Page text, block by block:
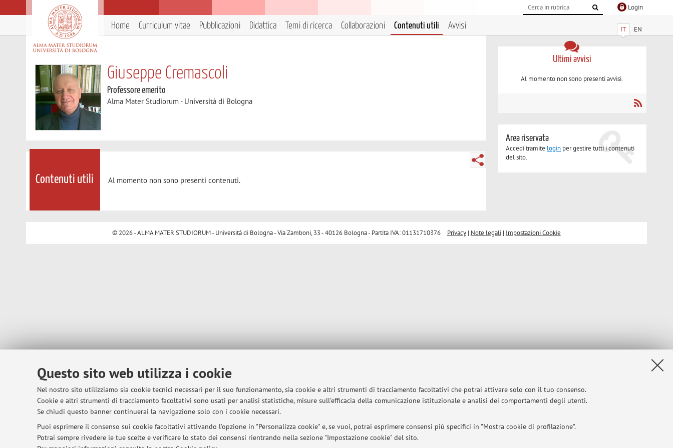
Questo sito web utilizza i cookie
Nel nostro sito utilizziamo sia cookie tecnici necessari per il suo funzionamento, sia cookie e altri strumenti di tracciamento facoltativi che potrai attivare solo con il tuo consenso.
Cookie e altri strumenti di tracciamento facoltativi sono usati per analisi statistiche, misure sull'efficacia della comunicazione istituzionale e analisi dei comportamenti degli utenti.
Se chiudi questo banner continuerai la navigazione solo con i cookie necessari.
Puoi esprimere il consenso sui cookie facoltativi attivando l'opzione in "Personalizza cookie" e, se vuoi, potrai esprimere consensi più specifici in "Mostra cookie di profilazione".
Potrai sempre rivedere le tue scelte e verificare lo stato dei consensi rientrando nella sezione "Impostazione cookie" del sito.
Login
IT EN
Home Curriculum vitae Pubblicazioni Didattica Temi di ricerca Collaborazioni Contenuti utili Avvisi
Giuseppe Cremascoli
Professore emerito
Alma Mater Studiorum - Università di Bologna
Contenuti utili Al momento non sono presenti contenuti.
Ultimi avvisi
Al momento non sono presenti avvisi.
Area riservata
Accedi tramite login per gestire tutti i contenuti
del sito.
© 2026 - ALMA MATER STUDIORUM - Università di Bologna - Via Zamboni, 33 - 40126 Bologna - Partita IVA: 01131710376 Privacy| Note legali| Impostazioni Cookie